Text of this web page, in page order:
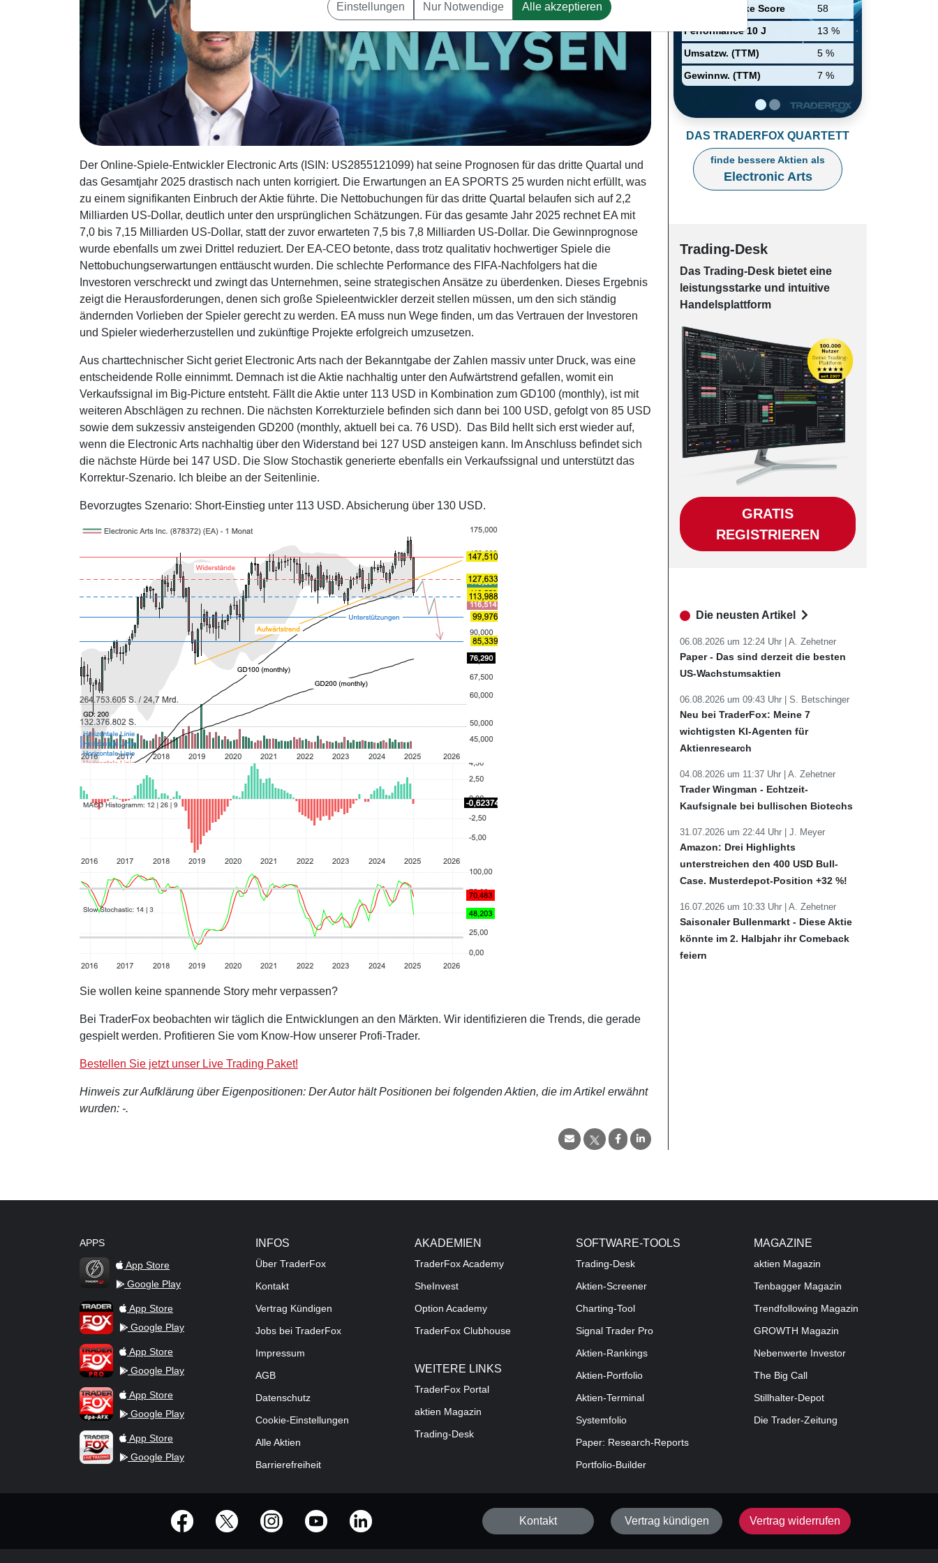
Der Online-Spiele-Entwickler Electronic Arts (ISIN: US2855121099) hat seine Prognosen für das dritte Quartal und
das Gesamtjahr 2025 drastisch nach unten korrigiert. Die Erwartungen an EA SPORTS 25 wurden nicht erfüllt, was
zu einem signifikanten Einbruch der Aktie führte. Die Nettobuchungen für das dritte Quartal belaufen sich auf 2,2
Milliarden US-Dollar, deutlich unter den ursprünglichen Schätzungen. Für das gesamte Jahr 2025 rechnet EA mit
7,0 bis 7,15 Milliarden US-Dollar, statt der zuvor erwarteten 7,5 bis 7,8 Milliarden US-Dollar. Die Gewinnprognose
wurde ebenfalls um zwei Drittel reduziert. Der EA-CEO betonte, dass trotz qualitativ hochwertiger Spiele die
Nettobuchungserwartungen enttäuscht wurden. Die schlechte Performance des FIFA-Nachfolgers hat die
Investoren verschreckt und zwingt das Unternehmen, seine strategischen Ansätze zu überdenken. Dieses Ergebnis
zeigt die Herausforderungen, denen sich große Spieleentwickler derzeit stellen müssen, um den sich ständig
ändernden Vorlieben der Spieler gerecht zu werden. EA muss nun Wege finden, um das Vertrauen der Investoren
und Spieler wiederherzustellen und zukünftige Projekte erfolgreich umzusetzen.
Aus charttechnischer Sicht geriet Electronic Arts nach der Bekanntgabe der Zahlen massiv unter Druck, was eine
entscheidende Rolle einnimmt. Demnach ist die Aktie nachhaltig unter den Aufwärtstrend gefallen, womit ein
Verkaufssignal im Big-Picture entsteht. Fällt die Aktie unter 113 USD in Kombination zum GD100 (monthly), ist mit
weiteren Abschlägen zu rechnen. Die nächsten Korrekturziele befinden sich dann bei 100 USD, gefolgt von 85 USD
sowie dem sukzessiv ansteigenden GD200 (monthly, aktuell bei ca. 76 USD). Das Bild hellt sich erst wieder auf,
wenn die Electronic Arts nachhaltig über den Widerstand bei 127 USD ansteigen kann. Im Anschluss befindet sich
die nächste Hürde bei 147 USD. Die Slow Stochastik generierte ebenfalls ein Verkaufssignal und unterstützt das
Korrektur-Szenario. Ich bleibe an der Seitenlinie.
Bevorzugtes Szenario: Short-Einstieg unter 113 USD. Absicherung über 130 USD.
Sie wollen keine spannende Story mehr verpassen?
Bei TraderFox beobachten wir täglich die Entwicklungen an den Märkten. Wir identifizieren die Trends, die gerade
gespielt werden. Profitieren Sie vom Know-How unserer Profi-Trader.
Bestellen Sie jetzt unser Live Trading Paket!
Hinweis zur Aufklärung über Eigenpositionen: Der Autor hält Positionen bei folgenden Aktien, die im Artikel erwähnt
wurden: -.
Relative Stärke Score
58
Performance 10 J
13 %
Umsatzw. (TTM)
5 %
Gewinnw. (TTM)
7 %
DAS TRADERFOX QUARTETT
finde bessere Aktien als
Electronic Arts
Trading-Desk
Das Trading-Desk bie­tet eine
leis­tungs­star­ke und in­tui­tive
Han­dels­platt­form
GRATIS
REGISTRIEREN
Die neusten Artikel
06.08.2026 um 12:24 Uhr | A. Zehetner
Paper - Das sind derzeit die besten
US-Wachstumsaktien
06.08.2026 um 09:43 Uhr | S. Betschinger
Neu bei TraderFox: Meine 7
wichtigsten KI-Agenten für
Aktienresearch
04.08.2026 um 11:37 Uhr | A. Zehetner
Trader Wingman - Echtzeit-
Kaufsignale bei bullischen Biotechs
31.07.2026 um 22:44 Uhr | J. Meyer
Amazon: Drei Highlights
unterstreichen den 400 USD Bull-
Case. Musterdepot-Position +32 %!
16.07.2026 um 10:33 Uhr | A. Zehetner
Saisonaler Bullenmarkt - Diese Aktie
könnte im 2. Halbjahr ihr Comeback
feiern
APPS
App Store
Google Play
TraderFox AppApp Store
Google Play
TraderFox ProApp Store
Google Play
TraderFox dpa-AFX ProFeed
App Store
Google Play
TraderFox Live Trading
App Store
Google Play
INFOS
Über TraderFox
Kontakt
Vertrag Kündigen
Jobs bei TraderFox
Impressum
AGB
Datenschutz
Cookie-Einstellungen
Alle Aktien
Barrierefreiheit
AKADEMIEN
TraderFox Academy
SheInvest
Option Academy
TraderFox Clubhouse
WEITERE LINKS
TraderFox Portal
aktien Magazin
Trading-Desk
SOFTWARE-TOOLS
Trading-Desk
Aktien-Screener
Charting-Tool
Signal Trader Pro
Aktien-Rankings
Aktien-Portfolio
Aktien-Terminal
Systemfolio
Paper: Research-Reports
Portfolio-Builder
MAGAZINE
aktien Magazin
Tenbagger Magazin
Trendfollowing Magazin
GROWTH Magazin
Nebenwerte Investor
The Big Call
Stillhalter-Depot
Die Trader-Zeitung
offizielle Social Media-Accounts
Kontakt Vertrag kündigen Vertrag widerrufen
Einstellungen Nur Notwendige Alle akzeptieren